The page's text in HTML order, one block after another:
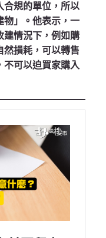
合規的單位，所以
物」。他表示，一
建情況下，例如購
然損耗，可以轉售
不可以迫買家購入